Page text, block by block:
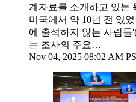
계자료를 소개하고 있는
미국에서 약 10년 전 있
에 출석하지 않는 사람들
는 조사의 주요…
Nov 04, 2025 08:02 AM